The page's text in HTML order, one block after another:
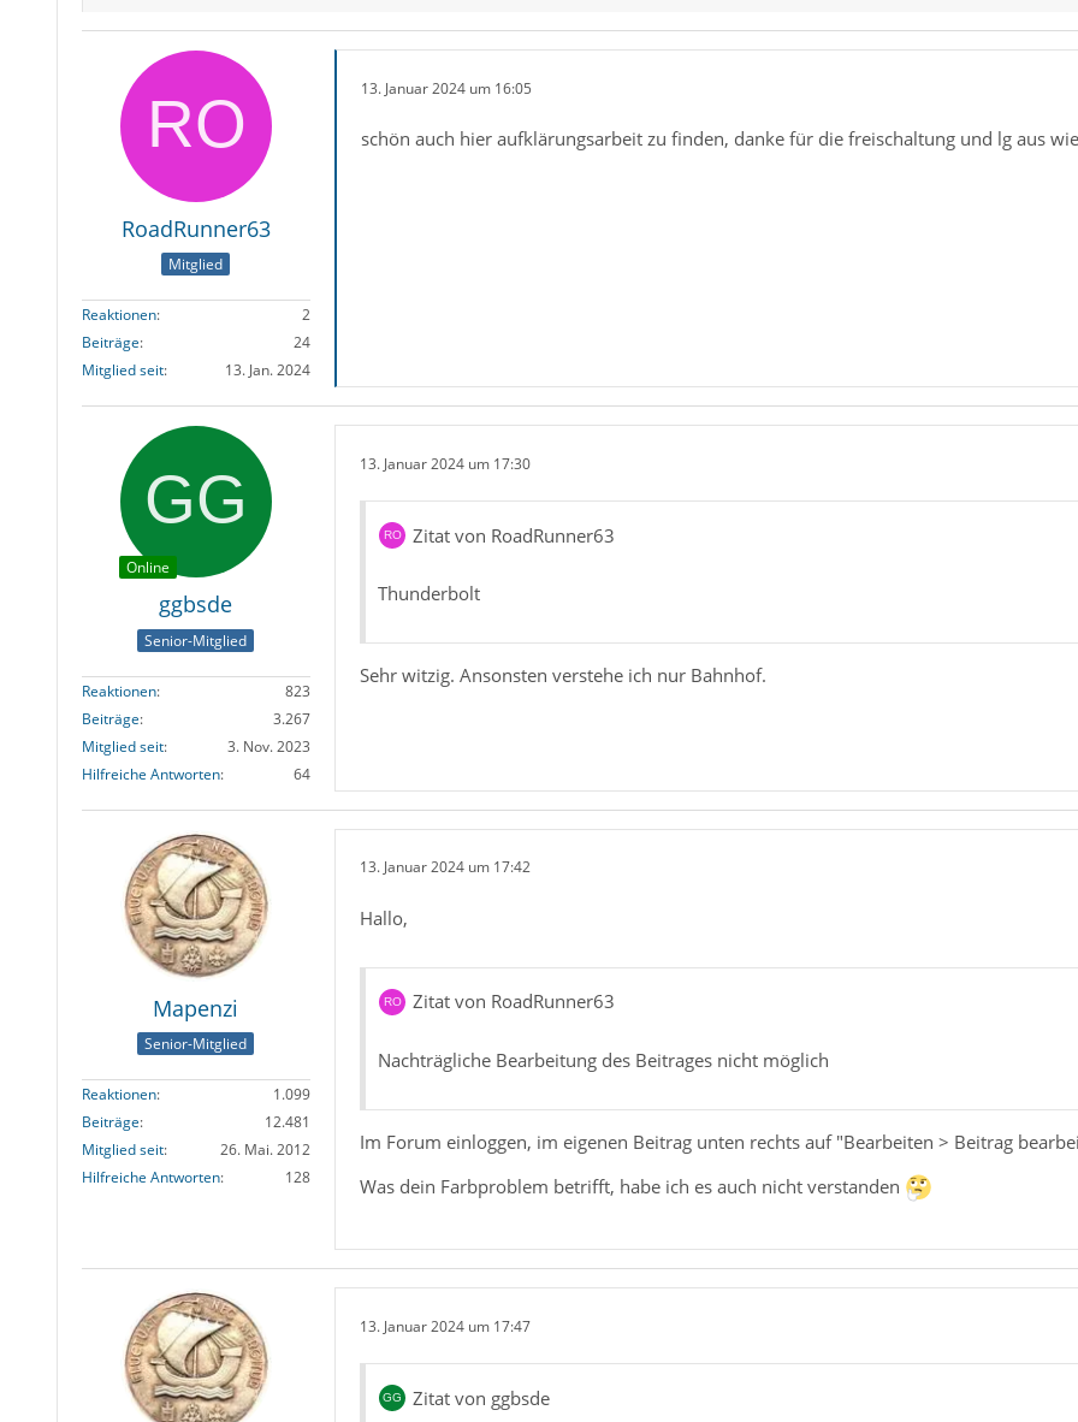
RoadRunner63
Mitglied
Reaktionen
2
Beiträge
24
Mitglied seit
13. Jan. 2024
13. Januar 2024 um 16:05
schön auch hier aufklärungsarbeit zu finden, danke für die freischaltung und lg aus
Online
ggbsde
Senior-Mitglied
Reaktionen
823
Beiträge
3.267
Mitglied seit
3. Nov. 2023
Hilfreiche Antworten
64
13. Januar 2024 um 17:30
Zitat von RoadRunner63
Thunderbolt
Sehr witzig. Ansonsten verstehe ich nur Bahnhof.
Mapenzi
Senior-Mitglied
Reaktionen
1.099
Beiträge
12.481
Mitglied seit
26. Mai. 2012
Hilfreiche Antworten
128
13. Januar 2024 um 17:42
Hallo,
Zitat von RoadRunner63
Nachträgliche Bearbeitung des Beitrages nicht möglich
Im Forum einloggen, im eigenen Beitrag unten rechts auf "Bearbeiten > Beitrag
Was dein Farbproblem betrifft, habe ich es auch nicht verstanden
13. Januar 2024 um 17:47
Zitat von ggbsde